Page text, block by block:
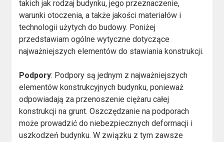
takich jak rodzaj budynku, jego przeznaczenie,
warunki otoczenia, a także jakości materiałów i
technologii użytych do budowy. Poniżej
przedstawiam ogólne wytyczne dotyczące
najważniejszych elementów do stawiania konstrukcji.
Podpory: Podpory są jednym z najważniejszych
elementów konstrukcyjnych budynku, ponieważ
odpowiadają za przenoszenie ciężaru całej
konstrukcji na grunt. Oszczędzanie na podporach
może prowadzić do niebezpiecznych deformacji i
uszkodzeń budynku. W związku z tym zawsze